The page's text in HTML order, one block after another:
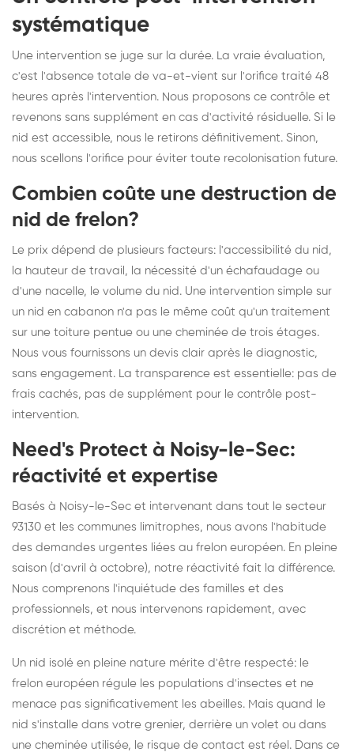
systématique
Une intervention se juge sur la durée. La vraie évaluation,
c'est l'absence totale de va-et-vient sur l'orifice traité 48
heures après l'intervention. Nous proposons ce contrôle et
revenons sans supplément en cas d'activité résiduelle. Si le
nid est accessible, nous le retirons définitivement. Sinon,
nous scellons l'orifice pour éviter toute recolonisation future.
Combien coûte une destruction de
nid de frelon?
Le prix dépend de plusieurs facteurs: l'accessibilité du nid,
la hauteur de travail, la nécessité d'un échafaudage ou
d'une nacelle, le volume du nid. Une intervention simple sur
un nid en cabanon n'a pas le même coût qu'un traitement
sur une toiture pentue ou une cheminée de trois étages.
Nous vous fournissons un devis clair après le diagnostic,
sans engagement. La transparence est essentielle: pas de
frais cachés, pas de supplément pour le contrôle post-
intervention.
Need's Protect à Noisy-le-Sec:
réactivité et expertise
Basés à Noisy-le-Sec et intervenant dans tout le secteur
93130 et les communes limitrophes, nous avons l'habitude
des demandes urgentes liées au frelon européen. En pleine
saison (d'avril à octobre), notre réactivité fait la différence.
Nous comprenons l'inquiétude des familles et des
professionnels, et nous intervenons rapidement, avec
discrétion et méthode.
Un nid isolé en pleine nature mérite d'être respecté: le
frelon européen régule les populations d'insectes et ne
menace pas significativement les abeilles. Mais quand le
nid s'installe dans votre grenier, derrière un volet ou dans
une cheminée utilisée, le risque de contact est réel. Dans ce